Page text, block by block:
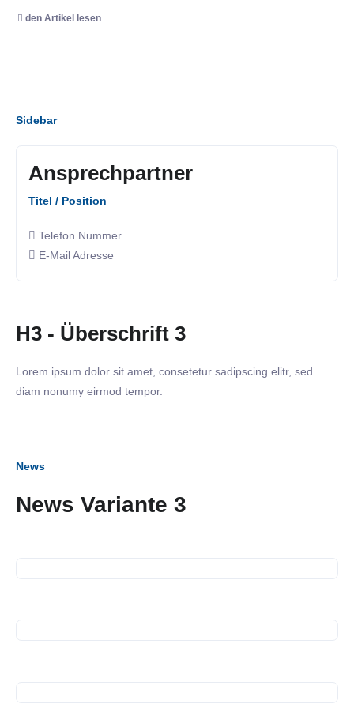
den Artikel lesen
Sidebar
Ansprechpartner
Titel / Position
Telefon Nummer
E-Mail Adresse
H3 - Überschrift 3
Lorem ipsum dolor sit amet, consetetur sadipscing elitr, sed
diam nonumy eirmod tempor.
News
News Variante 3